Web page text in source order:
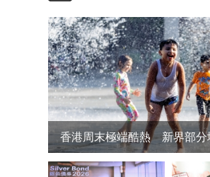
香港周末極端酷熱 新界部分